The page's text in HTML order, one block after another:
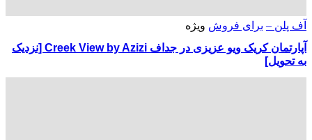
آف پلن – برای فروش ویژه
آپارتمان کریک ویو عزیزی در جداف Creek View by Azizi [نزدیک
به تحویل]